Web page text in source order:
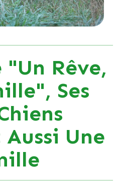
Rêve,
Ses
Une